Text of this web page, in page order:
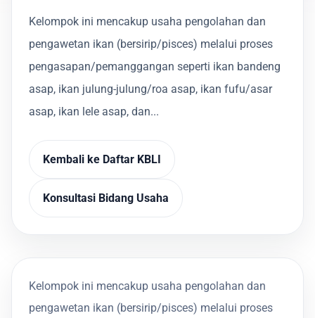
Kelompok ini mencakup usaha pengolahan dan
pengawetan ikan (bersirip/pisces) melalui proses
pengasapan/pemanggangan seperti ikan bandeng
asap, ikan julung-julung/roa asap, ikan fufu/asar
asap, ikan lele asap, dan...
Kembali ke Daftar KBLI
Konsultasi Bidang Usaha
Kelompok ini mencakup usaha pengolahan dan
pengawetan ikan (bersirip/pisces) melalui proses